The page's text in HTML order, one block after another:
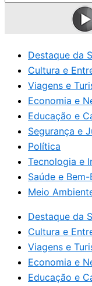
Destaque da
Cultura e
Viagens e
Economia e
Educação e
Segurança e
Política
Tecnologia e
Saúde e
Meio
Destaque da
Cultura e
Viagens e
Economia e
Educação e